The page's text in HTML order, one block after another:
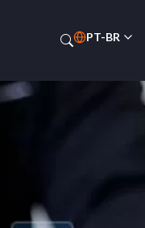
PT-BR